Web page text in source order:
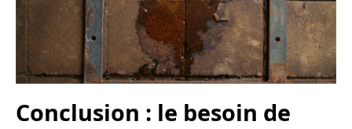
Conclusion : le besoin de